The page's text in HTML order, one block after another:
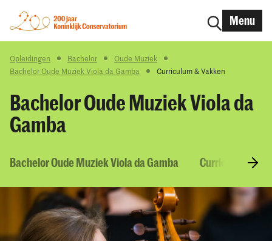
Menu
Opleidingen Bachelor
Oude Muziek
Bachelor Oude Muziek Viola da Gamba
Curriculum & Vakken
Bachelor Oude Muziek Viola da
Gamba
Bachelor Oude Muziek Viola da Gamba Curriculum &